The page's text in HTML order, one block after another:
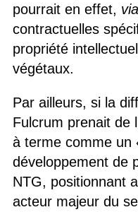
pourrait en effet, via
contractuelles
propriété
végétaux.
Par ailleurs, si la
Fulcrum prenait de
à terme comme un
développement de
NTG, positionnant
acteur majeur du